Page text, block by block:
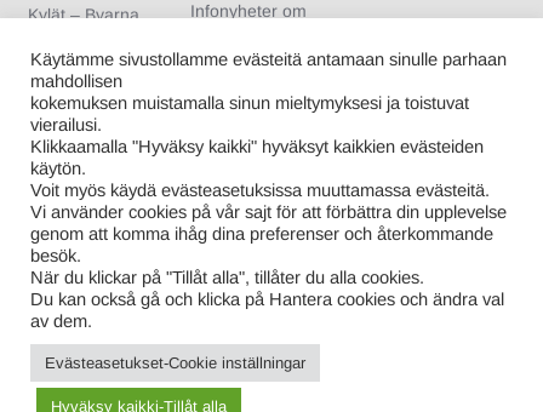
Kylät – Byarna
Urheiluseurat –
Idrottsföreningar
Nuoriso- ja
kotiseutuyhdistykse
t – Ungdoms- och
hembygdsförening
ar
Kuntalaiset –
Kommuninvånare
Infonyheter om
kommun
Arvonnan säännöt
tävlingen
Proudly powered by WordPress |Theme: Info-Mustasaari-
Korsholm.fi
Käytämme sivustollamme evästeitä antamaan sinulle parhaan
mahdollisen
kokemuksen muistamalla sinun mieltymyksesi ja toistuvat
vierailusi.
Klikkaamalla "Hyväksy kaikki" hyväksyt kaikkien evästeiden
käytön.
Voit myös käydä evästeasetuksissa muuttamassa evästeitä.
Vi använder cookies på vår sajt för att förbättra din upplevelse
genom att komma ihåg dina preferenser och återkommande
besök.
När du klickar på "Tillåt alla", tillåter du alla cookies.
Du kan också gå och klicka på Hantera cookies och ändra val
av dem.
Evästeasetukset-Cookie inställningar
Hyväksy kaikki-Tillåt alla